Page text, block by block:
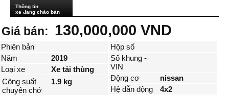
Thông tin
xe đang chào bán
Giá bán: 130,000,000 VND
Phiên bản
Năm
2019
Loại xe
Xe tải thùng
Công suất
chuyên chở
1.9 kg
Hộp số
Số khung -
VIN
Động cơ
nissan
Hệ dẫn động
4x2